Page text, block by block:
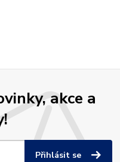
akce a
Přihlásit se